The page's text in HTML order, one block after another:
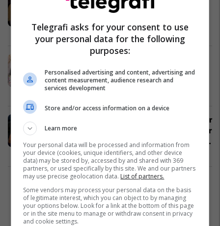
Kendall Jenner gjatë Javës së
xhiron
Yjet 24/09/2024
olimpistja Imane Khelif tregon
dukjen dhe elegancën e saj
femërore në paraqitjen e fundit
Yjet 16/08/2024
“Le të bëjë një provë për t'i vërtetuar
botës se ai është një grua”, një tjetër
boksiere pretendon se Imane Khelif
është burrë
Boks 14/08/2024
Telegrafi asks for your consent to use
your personal data for the following
purposes:
Personalised advertising and content, advertising and
content measurement, audience research and
services development
Store and/or access information on a device
Learn more
Your personal data will be processed and information from
your device (cookies, unique identifiers, and other device
data) may be stored by, accessed by and shared with 369
partners, or used specifically by this site. We and our partners
may use precise geolocation data. List of partners.
Some vendors may process your personal data on the basis
of legitimate interest, which you can object to by managing
your options below. Look for a link at the bottom of this page
or in the site menu to manage or withdraw consent in privacy
and cookie settings.